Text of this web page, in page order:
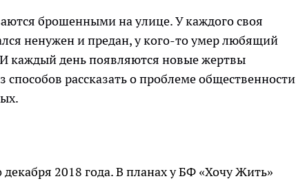
брошенными на улице. У каждого своя
ненужен и предан, у кого-то умер любящий
И каждый день появляются новые жертвы
рассказать о проблеме общественности
2018 года. В планах у БФ «Хочу Жить»